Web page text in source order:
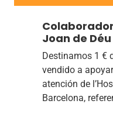
Joan de Déu
Destinamos 1 €
vendido a
atención de
Barcelona,